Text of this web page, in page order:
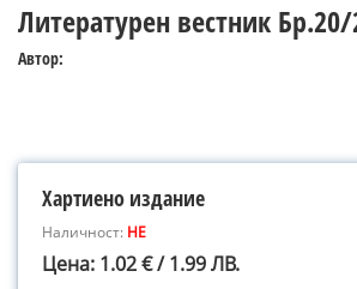
Литературен вестник Бр.20/
Автор:
Хартиено издание
Наличност: НЕ
Цена: 1.02 € / 1.99 ЛВ.